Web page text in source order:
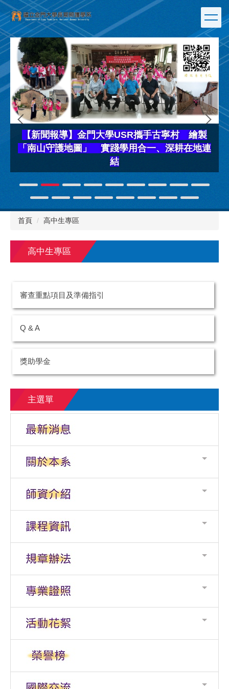
跳
到
主
要
內
容
區
【新聞報導】金門大學USR攜手古寧村 繪製
「南山守護地圖」 實踐學用合一、深耕在地連
結
首頁 高中生專區
高中生專區
審查重點項目及準備指引
Q & A
獎助學金
主選單